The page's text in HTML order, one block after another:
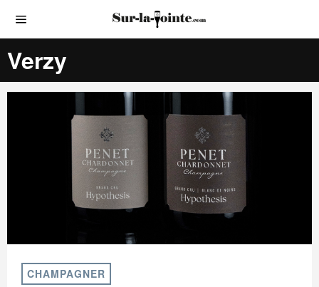
Verzy
CHAMPAGNER